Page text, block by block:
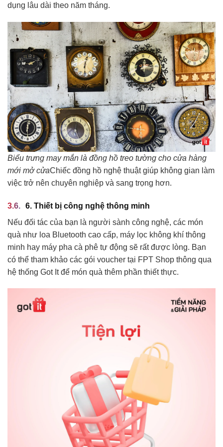
dụng lâu dài theo năm tháng.
Biểu trưng may mắn là đồng hồ treo tường cho cửa hàng
mới mở cửaChiếc đồng hồ nghệ thuật giúp không gian làm
việc trở nên chuyên nghiệp và sang trọng hơn.
6. Thiết bị công nghệ thông minh
Nếu đối tác của bạn là người sành công nghệ, các món
quà như loa Bluetooth cao cấp, máy lọc không khí thông
minh hay máy pha cà phê tự động sẽ rất được lòng. Bạn
có thể tham khảo các gói voucher tại FPT Shop thông qua
hệ thống Got It để món quà thêm phần thiết thực.